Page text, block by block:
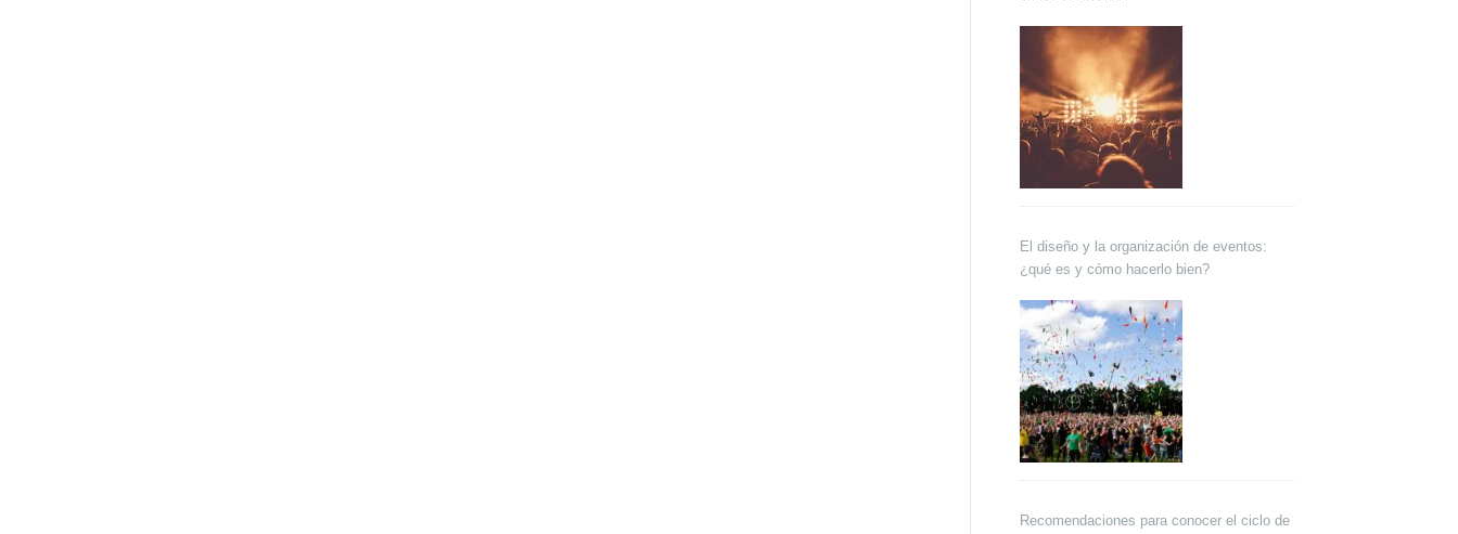
El diseño y la organización de eventos:
¿qué es y cómo hacerlo bien?
Recomendaciones para conocer el ciclo de